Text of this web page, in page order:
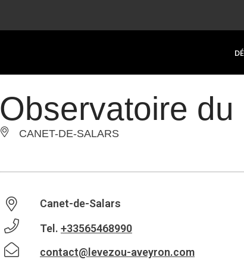
Observatoire
CANET-DE-SALARS
Canet-de-Salars
Tel. +33565468990
contact@levezou-aveyron.com